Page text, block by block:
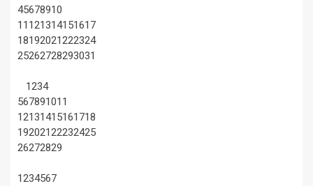
45678910
11 121314151617
18192021222324
25262728293031
1234
567891011
12131415161718
19202122232425
26272829
1234567